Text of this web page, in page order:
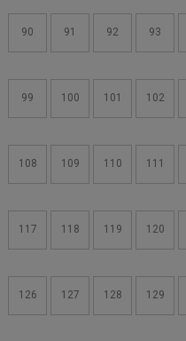
90 91 92 93
99 100 101 102
108 109 110 111
117 118 119 120
126 127 128 129